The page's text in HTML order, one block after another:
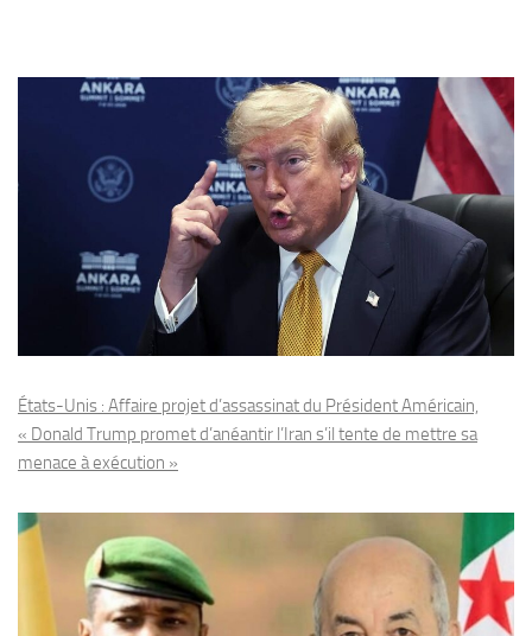
États-Unis : Affaire projet d’assassinat du Président Américain,
« Donald Trump promet d’anéantir l’Iran s’il tente de mettre sa
menace à exécution »